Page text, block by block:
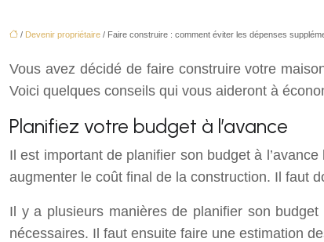
/ Devenir propriétaire / Faire construire : comment éviter les dépenses
Vous avez décidé de faire construire votre
Voici quelques conseils qui vous aideront à
Planifiez votre budget à l’avance
Il est important de planifier son budget à
augmenter le coût final de la construction. Il faut
Il y a plusieurs manières de planifier son
nécessaires. Il faut ensuite faire une estimation